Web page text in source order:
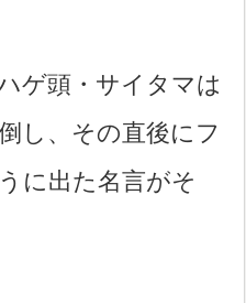
ゲ頭・サイタマは
し、その直後にフ
に出た名言がそ